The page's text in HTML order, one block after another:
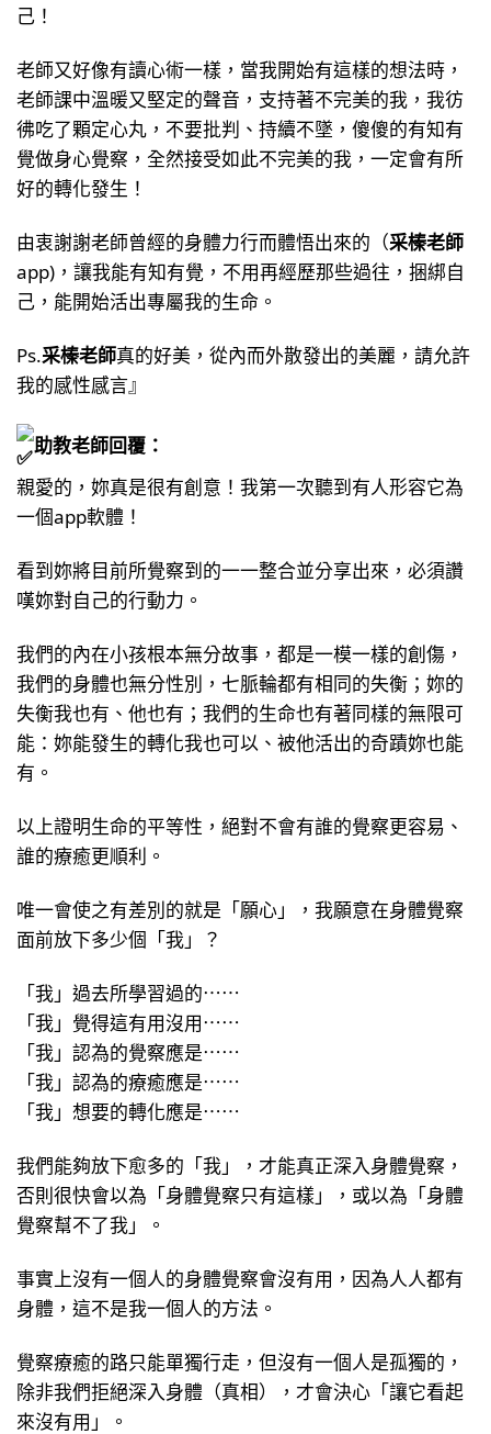
己！
老師又好像有讀心術一樣，當我開始有這樣的想法時，
老師課中溫暖又堅定的聲音，支持著不完美的我，我彷
彿吃了顆定心丸，不要批判、持續不墜，傻傻的有知有
覺做身心覺察，全然接受如此不完美的我，一定會有所
好的轉化發生！
由衷謝謝老師曾經的身體力行而體悟出來的（采榛老師
app)，讓我能有知有覺，不用再經歷那些過往，捆綁自
己，能開始活出專屬我的生命。
Ps.采榛老師真的好美，從內而外散發出的美麗，請允許
我的感性感言』
助教老師回覆：
親愛的，妳真是很有創意！我第一次聽到有人形容它為
一個app軟體！
看到妳將目前所覺察到的一一整合並分享出來，必須讚
嘆妳對自己的行動力。
我們的內在小孩根本無分故事，都是一模一樣的創傷，
我們的身體也無分性別，七脈輪都有相同的失衡；妳的
失衡我也有、他也有；我們的生命也有著同樣的無限可
能：妳能發生的轉化我也可以、被他活出的奇蹟妳也能
有。
以上證明生命的平等性，絕對不會有誰的覺察更容易、
誰的療癒更順利。
唯一會使之有差別的就是「願心」，我願意在身體覺察
面前放下多少個「我」？
「我」過去所學習過的⋯⋯
「我」覺得這有用沒用⋯⋯
「我」認為的覺察應是⋯⋯
「我」認為的療癒應是⋯⋯
「我」想要的轉化應是⋯⋯
我們能夠放下愈多的「我」，才能真正深入身體覺察，
否則很快會以為「身體覺察只有這樣」，或以為「身體
覺察幫不了我」。
事實上沒有一個人的身體覺察會沒有用，因為人人都有
身體，這不是我一個人的方法。
覺察療癒的路只能單獨行走，但沒有一個人是孤獨的，
除非我們拒絕深入身體（真相），才會決心「讓它看起
來沒有用」。